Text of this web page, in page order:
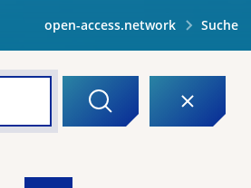
open-access.network Suche